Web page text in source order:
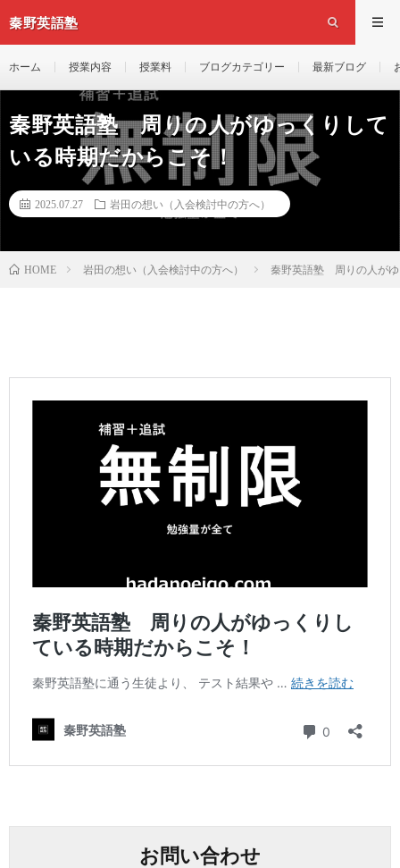
秦野英語塾
ホーム 授業内容 授業料 ブログカテゴリー 最新ブログ
秦野英語塾 周りの人がゆっくりして
いる時期だからこそ！
2025.07.27 岩田の想い（入会検討中の方へ）
HOME 岩田の想い（入会検討中の方へ） 秦野英語塾 周りの人がゆ
お問い合わせ